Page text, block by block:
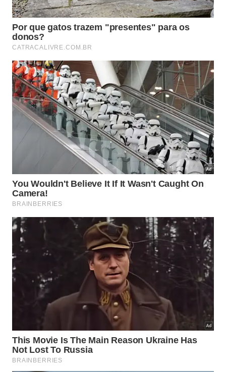
A substituição da areia de rio por grãos desérticos reduz o
impacto ambiental e otimiza os custos estruturais.
Para compreender a extensão dos benefícios
gerados por essa transição produtiva, listamos
abaixo os principais pontos que fazem desta
tecnologia uma escolha superior e estratégica. A
análise detalhada desses fatores revela como a
inovação pode transformar canteiros de obras em
locais mais limpos e eficientes, conforme detalhado
na lista de benefícios a seguir: